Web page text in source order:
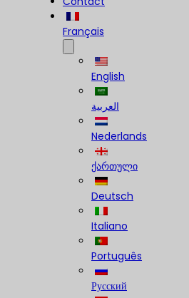
Français
English
العربية
Nederlands
ქართული
Deutsch
Italiano
Português
Русский